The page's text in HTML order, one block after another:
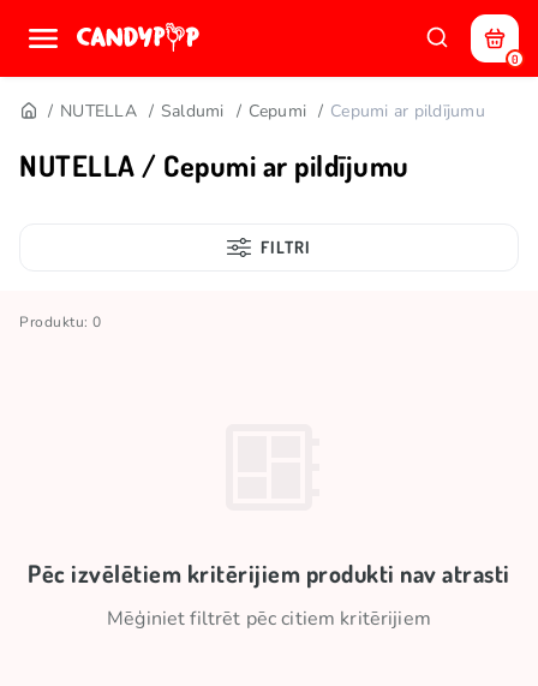
0
NUTELLA Saldumi Cepumi Cepumi ar pildījumu
NUTELLA / Cepumi ar pildījumu
FILTRI
Produktu: 0
Pēc izvēlētiem kritērijiem produkti nav atrasti
Mēģiniet filtrēt pēc citiem kritērijiem